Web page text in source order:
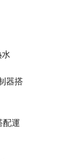
水
器搭
配運